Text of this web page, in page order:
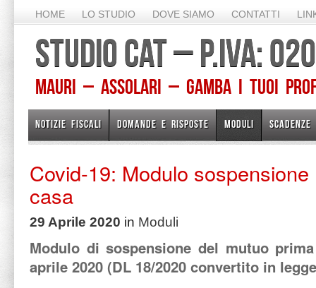
HOME LO STUDIO DOVE SIAMO CONTATTI
STUDIO CAT – P.IVA:
Mauri – Assolari – Gamba I TUOI
NOTIZIE FISCALI DOMANDE E RISPOSTE MODULI SCADENZE
Covid-19: Modulo
casa
29 Aprile 2020 in Moduli
Modulo di sospensione del mutuo
aprile 2020 (DL 18/2020 convertito in